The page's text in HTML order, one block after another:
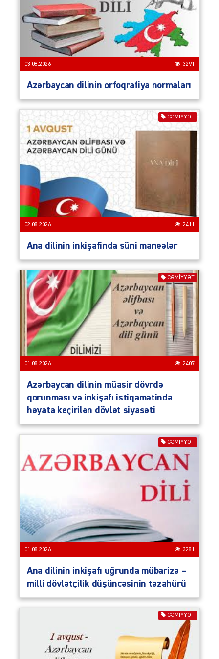
03.08.2026 3291
Azərbaycan dilinin orfoqrafiya normaları
CƏMIYYƏT
02.08.2026 2411
Ana dilinin inkişafinda süni maneələr
CƏMIYYƏT
01.08.2026 2407
Azərbaycan dilinin müasir dövrdə
qorunması və inkişafı istiqamətində
həyata keçirilən dövlət siyasəti
CƏMIYYƏT
01.08.2026 3281
Ana dilinin inkişafı uğrunda mübarizə –
milli dövlətçilik düşüncəsinin təzahürü
CƏMIYYƏT